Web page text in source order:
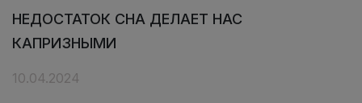
НЕДОСТАТОК СНА ДЕЛАЕТ НАС
КАПРИЗНЫМИ
10.04.2024